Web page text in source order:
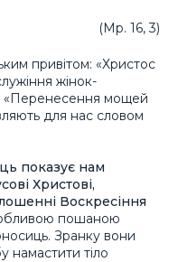
(Мр. 16, 3)
привітом: «Христос
жінок-
«Перенесення мощей
для нас словом
показує нам
Христові,
Воскресіння
пошаною
Зранку вони
намастити тіло